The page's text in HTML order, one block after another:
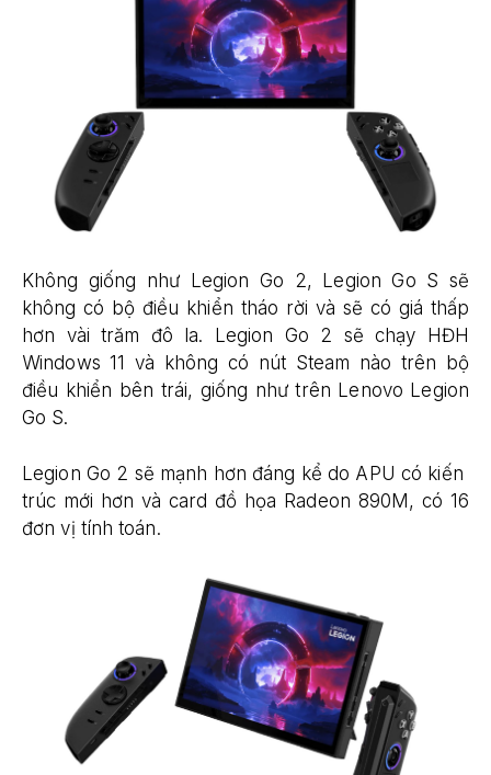
Không giống như Legion Go 2, Legion Go S sẽ
không có bộ điều khiển tháo rời và sẽ có giá thấp
hơn vài trăm đô la. Legion Go 2 sẽ chạy HĐH
Windows 11 và không có nút Steam nào trên bộ
điều khiển bên trái, giống như trên Lenovo Legion
Go S.
Legion Go 2 sẽ mạnh hơn đáng kể do APU có kiến ​​
trúc mới hơn và card đồ họa Radeon 890M, có 16
đơn vị tính toán.